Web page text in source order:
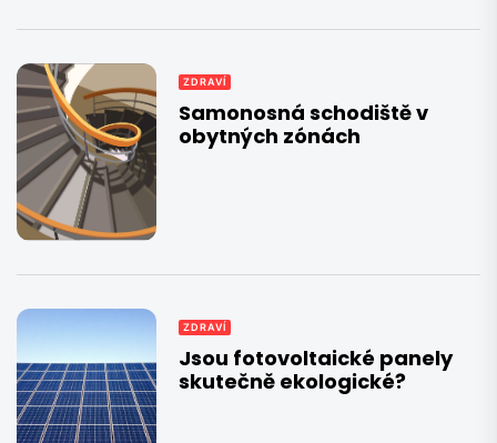
ZDRAVÍ
Samonosná schodiště v
obytných zónách
ZDRAVÍ
Jsou fotovoltaické panely
skutečně ekologické?